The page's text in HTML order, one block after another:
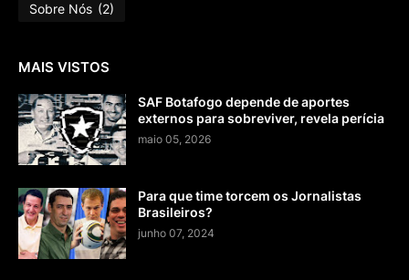
Sobre Nós (2)
MAIS VISTOS
SAF Botafogo depende de aportes
externos para sobreviver, revela perícia
maio 05, 2026
Para que time torcem os Jornalistas
Brasileiros?
junho 07, 2024